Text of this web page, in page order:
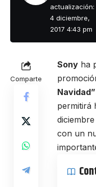
actualización:
4 diciembre,
2017 4:43 pm
Comparte
Sony ha
Navidad”
permitirá
con un